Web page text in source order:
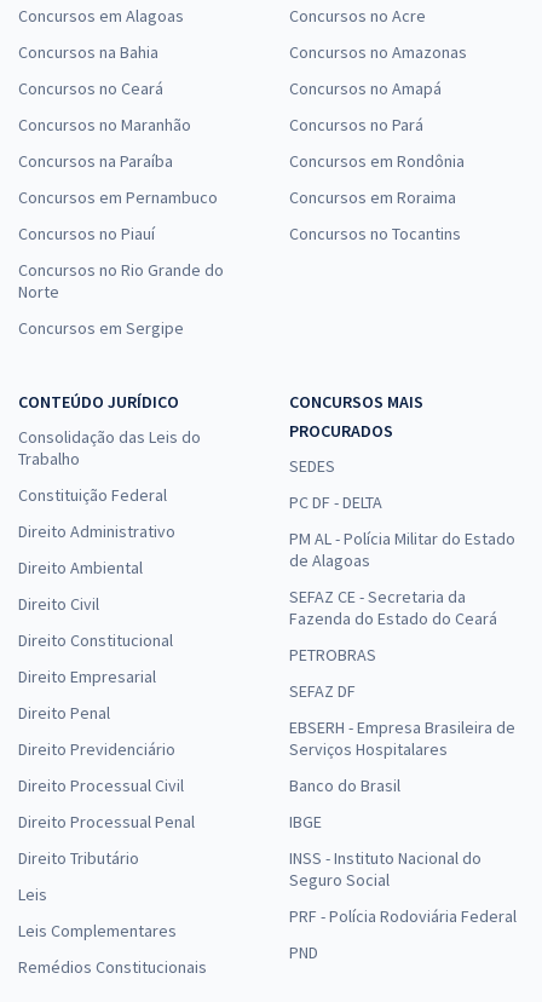
Concursos em Alagoas
Concursos na Bahia
Concursos no Ceará
Concursos no Maranhão
Concursos na Paraíba
Concursos em Pernambuco
Concursos no Piauí
Concursos no Rio Grande do
Norte
Concursos em Sergipe
Concursos no Acre
Concursos no Amazonas
Concursos no Amapá
Concursos no Pará
Concursos em Rondônia
Concursos em Roraima
Concursos no Tocantins
CONTEÚDO JURÍDICO
Consolidação das Leis do
Trabalho
Constituição Federal
Direito Administrativo
Direito Ambiental
Direito Civil
Direito Constitucional
Direito Empresarial
Direito Penal
Direito Previdenciário
Direito Processual Civil
Direito Processual Penal
Direito Tributário
Leis
Leis Complementares
Remédios Constitucionais
CONCURSOS MAIS
PROCURADOS
SEDES
PC DF - DELTA
PM AL - Polícia Militar do Estado
de Alagoas
SEFAZ CE - Secretaria da
Fazenda do Estado do Ceará
PETROBRAS
SEFAZ DF
EBSERH - Empresa Brasileira de
Serviços Hospitalares
Banco do Brasil
IBGE
INSS - Instituto Nacional do
Seguro Social
PRF - Polícia Rodoviária Federal
PND